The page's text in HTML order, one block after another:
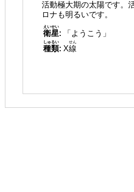
活動極大期の太陽です。
ロナも明るいです。
衛星
えいせい
:
「ようこう」
種類
しゅるい
: X線
せん